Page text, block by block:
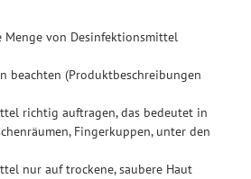
Menge von Desinfektionsmittel
beachten (Produktbeschreibungen
richtig auftragen, das bedeutet in
Fingerkuppen, unter den
nur auf trockene, saubere Haut